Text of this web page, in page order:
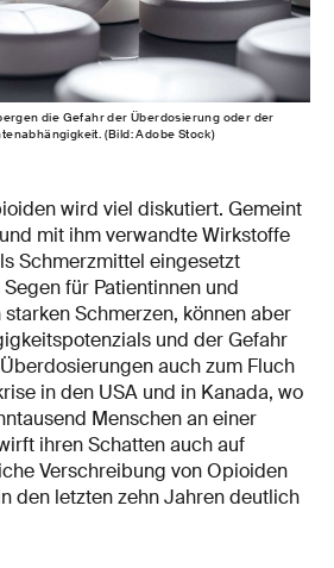
die Gefahr der Überdosierung oder der
(Bild: Adobe Stock)
wird viel diskutiert. Gemeint
mit ihm verwandte Wirkstoffe
Schmerzmittel eingesetzt
für Patientinnen und
Schmerzen, können aber
und der Gefahr
auch zum Fluch
in den USA und in Kanada, wo
Menschen an einer
ihren Schatten auch auf
Verschreibung von Opioiden
den letzten zehn Jahren deutlich